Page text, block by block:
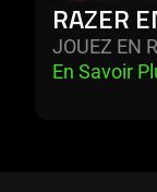
RAZER
JOUEZ EN
En Savoir